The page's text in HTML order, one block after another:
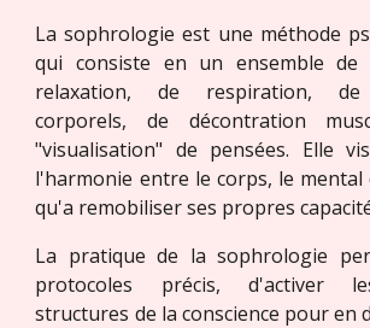
La sophrologie est une méthode
qui consiste en un ensemble de
relaxation, de respiration, de
corporels, de décontration
"visualisation" de pensées. Elle
l'harmonie entre le corps, le
qu'a remobiliser ses propres
La pratique de la sophrologie
protocoles précis, d'activer
structures de la conscience pour en